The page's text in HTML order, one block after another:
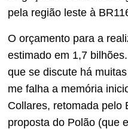
pela região leste à
O orçamento para a
estimado em 1,7
que se discute há
me falha a memória
Collares, retomada pelo
proposta do Polão (que